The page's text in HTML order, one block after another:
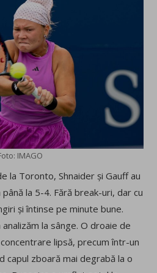
IMAGO
la Toronto, Shnaider și Gauff au
la 5-4. Fără break-uri, dar cu
și întinse pe minute bune.
la sânge. O droaie de
lipsă, precum într-un
capul zboară mai degrabă la o